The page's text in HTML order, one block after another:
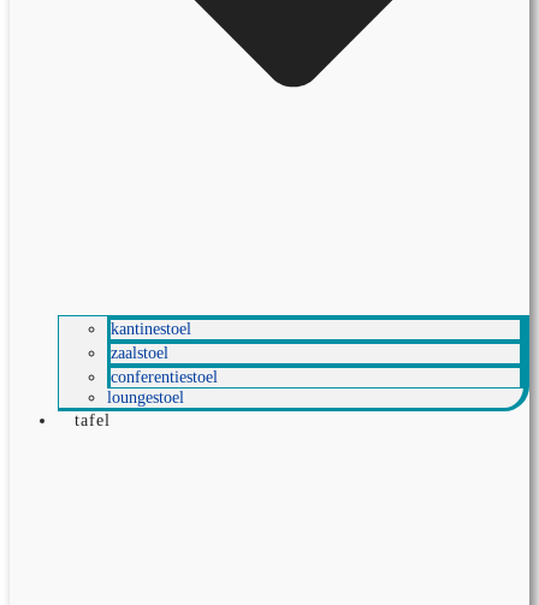
kantinestoel
zaalstoel
conferentiestoel
loungestoel
tafel